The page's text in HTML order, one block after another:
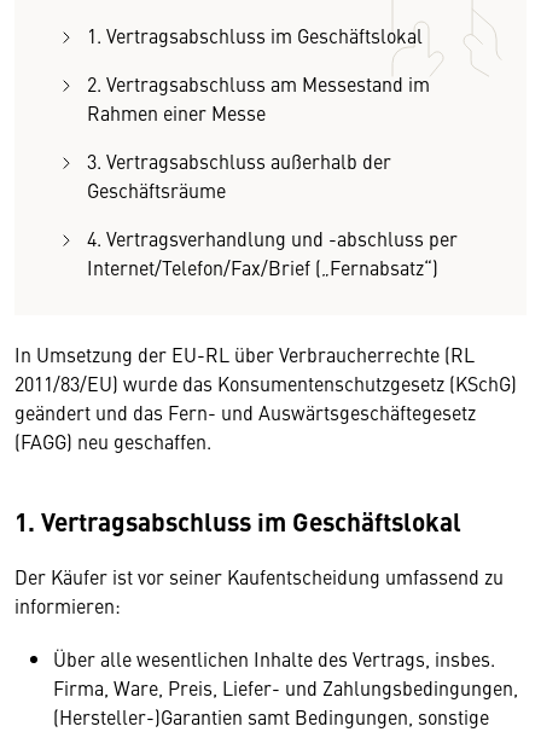
1. Vertragsabschluss im Geschäftslokal
2. Vertragsabschluss am Messestand im
Rahmen einer Messe
3. Vertragsabschluss außerhalb der
Geschäftsräume
4. Vertragsverhandlung und -abschluss per
Internet/Telefon/Fax/Brief („Fernabsatz“)
In Umsetzung der EU-RL über Verbraucherrechte (RL
2011/83/EU) wurde das Konsumentenschutzgesetz (KSchG)
geändert und das Fern- und Auswärtsgeschäftegesetz
(FAGG) neu geschaffen.
1. Vertragsabschluss im Geschäftslokal
Der Käufer ist vor seiner Kaufentscheidung umfassend zu
informieren:
Über alle wesentlichen Inhalte des Vertrags, insbes.
Firma, Ware, Preis, Liefer- und Zahlungsbedingungen,
(Hersteller-)Garantien samt Bedingungen, sonstige